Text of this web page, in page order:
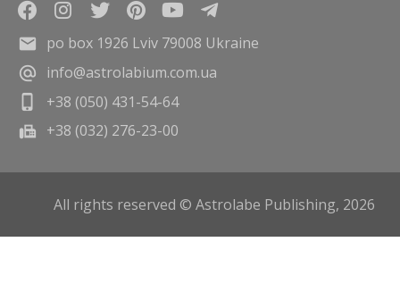
po box 1926 Lviv 79008 Ukraine
info@astrolabium.com.ua
+38 (050) 431-54-64
+38 (032) 276-23-00
All rights reserved © Astrolabe Publishing, 2026